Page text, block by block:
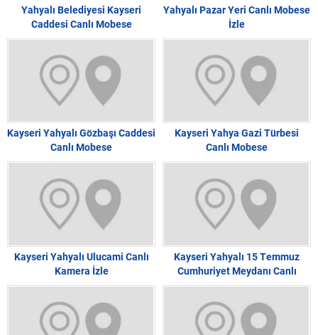
Yahyalı Belediyesi Kayseri
Caddesi Canlı Mobese
Yahyalı Pazar Yeri Canlı Mobese
İzle
Kayseri Yahyalı Gözbaşı Caddesi
Canlı Mobese
Kayseri Yahya Gazi Türbesi
Canlı Mobese
Kayseri Yahyalı Ulucami Canlı
Kamera İzle
Kayseri Yahyalı 15 Temmuz
Cumhuriyet Meydanı Canlı